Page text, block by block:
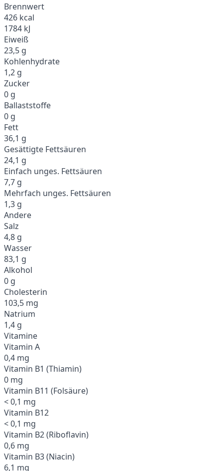
Brennwert
426 kcal
1784 kJ
Eiweiß
23,5 g
Kohlenhydrate
1,2 g
Zucker
0 g
Ballaststoffe
0 g
Fett
36,1 g
Gesättigte Fettsäuren
24,1 g
Einfach unges. Fettsäuren
7,7 g
Mehrfach unges. Fettsäuren
1,3 g
Andere
Salz
4,8 g
Wasser
83,1 g
Alkohol
0 g
Cholesterin
103,5 mg
Natrium
1,4 g
Vitamine
Vitamin A
0,4 mg
Vitamin B1 (Thiamin)
0 mg
Vitamin B11 (Folsäure)
< 0,1 mg
Vitamin B12
< 0,1 mg
Vitamin B2 (Riboflavin)
0,6 mg
Vitamin B3 (Niacin)
6,1 mg